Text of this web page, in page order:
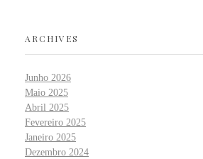
ARCHIVES
Junho 2026
Maio 2025
Abril 2025
Fevereiro 2025
Janeiro 2025
Dezembro 2024